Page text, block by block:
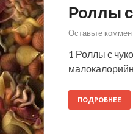
Роллы
Оставьте
1 Роллы с
ПОДРОБНЕЕ